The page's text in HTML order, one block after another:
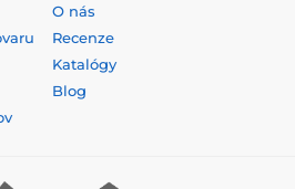
O nás
Recenze
Katalógy
Blog